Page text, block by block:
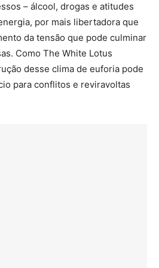
– álcool, drogas e atitudes
por mais libertadora que
da tensão que pode culminar
Como The White Lotus
desse clima de euforia pode
para conflitos e reviravoltas